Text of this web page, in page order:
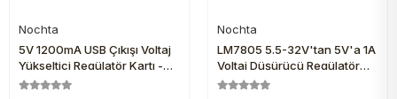
Nochta
5V 1200mA USB Çıkışı Voltaj
Yükseltici Regülatör Kartı -
Step Up
Nochta
LM7805 5.5-32V'tan 5V'a 1A
Voltaj Düşürücü Regülatör
Kartı